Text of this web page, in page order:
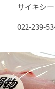
サイキシー
022-239-